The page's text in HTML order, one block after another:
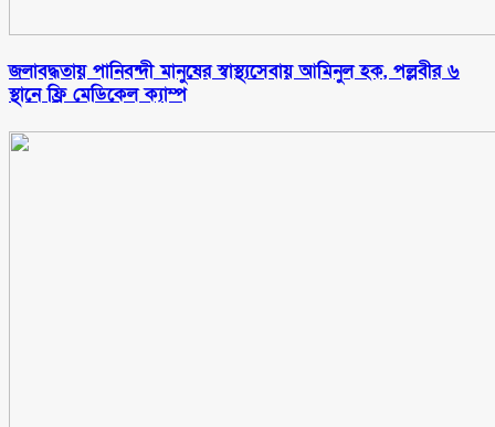
জলাবদ্ধতায় পানিবন্দী মানুষের স্বাস্থ্যসেবায় আমিনুল হক, পল্লবীর ৬
স্থানে ফ্রি মেডিকেল ক্যাম্প